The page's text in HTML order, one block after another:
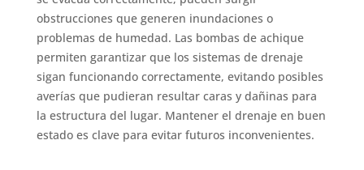
obstrucciones que generen inundaciones o
problemas de humedad. Las bombas de achique
permiten garantizar que los sistemas de drenaje
sigan funcionando correctamente, evitando posibles
averías que pudieran resultar caras y dañinas para
la estructura del lugar. Mantener el drenaje en buen
estado es clave para evitar futuros inconvenientes.